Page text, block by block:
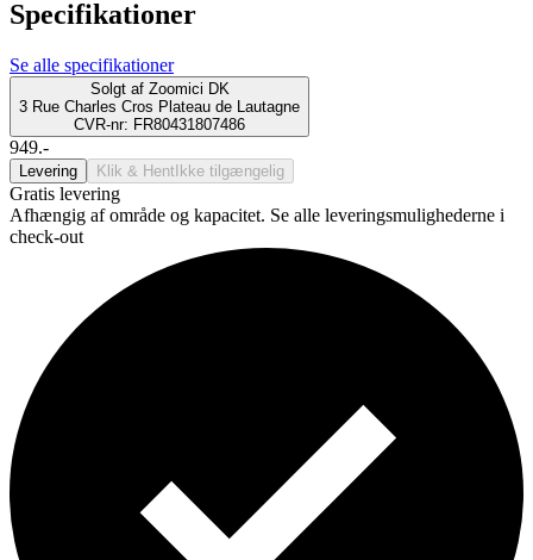
Specifikationer
Se alle specifikationer
Solgt af Zoomici DK
3 Rue Charles Cros Plateau de Lautagne
CVR-nr: FR80431807486
949.-
Levering Klik & Hent Ikke tilgængelig
Gratis levering
Afhængig af område og kapacitet. Se alle leveringsmulighederne i
check-out